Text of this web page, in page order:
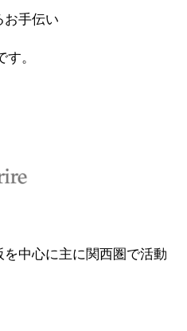
お手伝い
す。
中心に主に関西圏で活動